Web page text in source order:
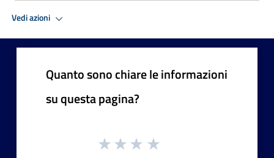
Vedi azioni
Quanto sono chiare le informazioni
su questa pagina?